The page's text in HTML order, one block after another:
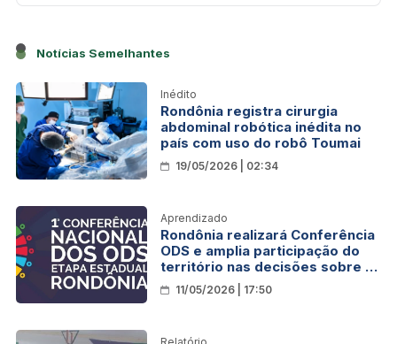
Notícias Semelhantes
Inédito
Rondônia registra cirurgia
abdominal robótica inédita no
país com uso do robô Toumai
19/05/2026 | 02:34
Aprendizado
Rondônia realizará Conferência
ODS e amplia participação do
território nas decisões sobre o
país11/05/2026 | 17:50